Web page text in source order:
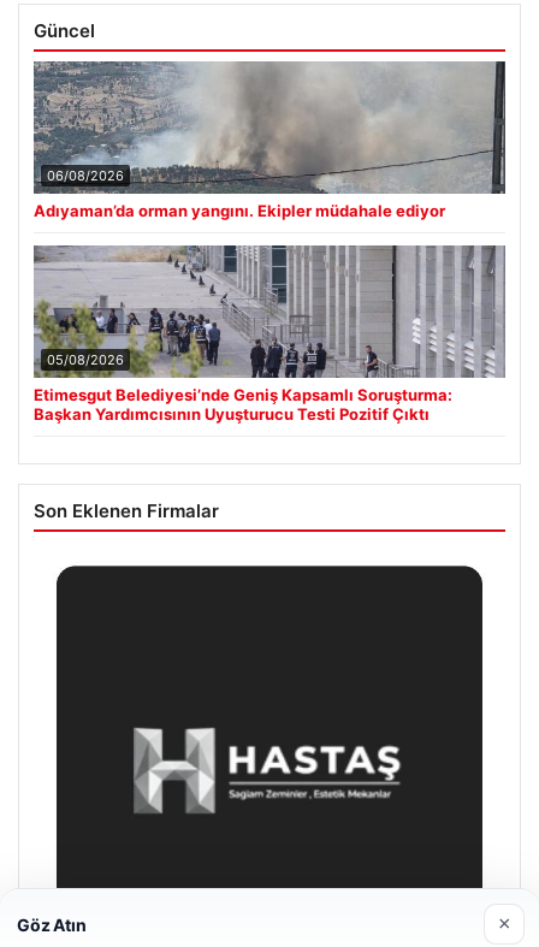
Güncel
06/08/2026
Adıyaman’da orman yangını. Ekipler müdahale ediyor
05/08/2026
Etimesgut Belediyesi’nde Geniş Kapsamlı Soruşturma:
Başkan Yardımcısının Uyuşturucu Testi Pozitif Çıktı
Son Eklenen Firmalar
Göz Atın ×